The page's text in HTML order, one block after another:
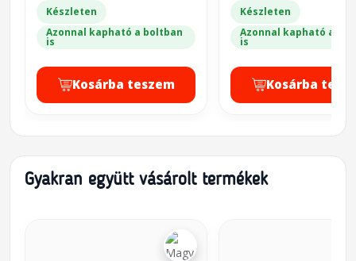
Készleten
Azonnal kapható a boltban
is
Kosárba teszem
Készleten
Azonnal kapható a
is
Kosárba
Gyakran együtt vásárolt termékek